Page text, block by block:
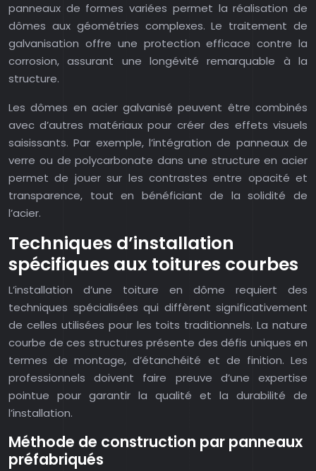
panneaux de formes variées permet la réalisation de
dômes aux géométries complexes. Le traitement de
galvanisation offre une protection efficace contre la
corrosion, assurant une longévité remarquable à la
structure.
Les dômes en acier galvanisé peuvent être combinés
avec d’autres matériaux pour créer des effets visuels
saisissants. Par exemple, l’intégration de panneaux de
verre ou de polycarbonate dans une structure en acier
permet de jouer sur les contrastes entre opacité et
transparence, tout en bénéficiant de la solidité de
l’acier.
Techniques d’installation
spécifiques aux toitures courbes
L’installation d’une toiture en dôme requiert des
techniques spécialisées qui diffèrent significativement
de celles utilisées pour les toits traditionnels. La nature
courbe de ces structures présente des défis uniques en
termes de montage, d’étanchéité et de finition. Les
professionnels doivent faire preuve d’une expertise
pointue pour garantir la qualité et la durabilité de
l’installation.
Méthode de construction par panneaux
préfabriqués